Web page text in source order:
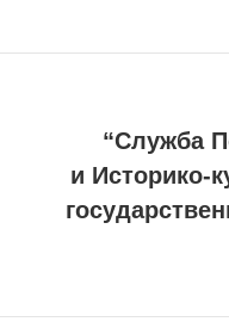
“Служба
и Историко-